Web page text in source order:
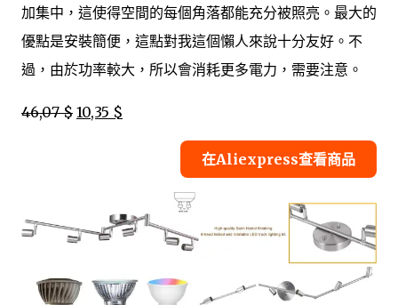
加集中，這使得空間的每個角落都能充分被照亮。最大的
優點是安裝簡便，這點對我這個懶人來說十分友好。不
過，由於功率較大，所以會消耗更多電力，需要注意。
46,07 $ 10,35 $
在Aliexpress查看商品